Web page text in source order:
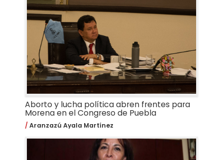
Aborto y lucha política abren frentes para
Morena en el Congreso de Puebla
Aranzazú Ayala Martínez